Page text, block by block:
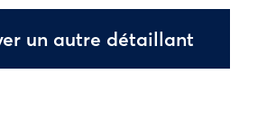
un autre détaillant